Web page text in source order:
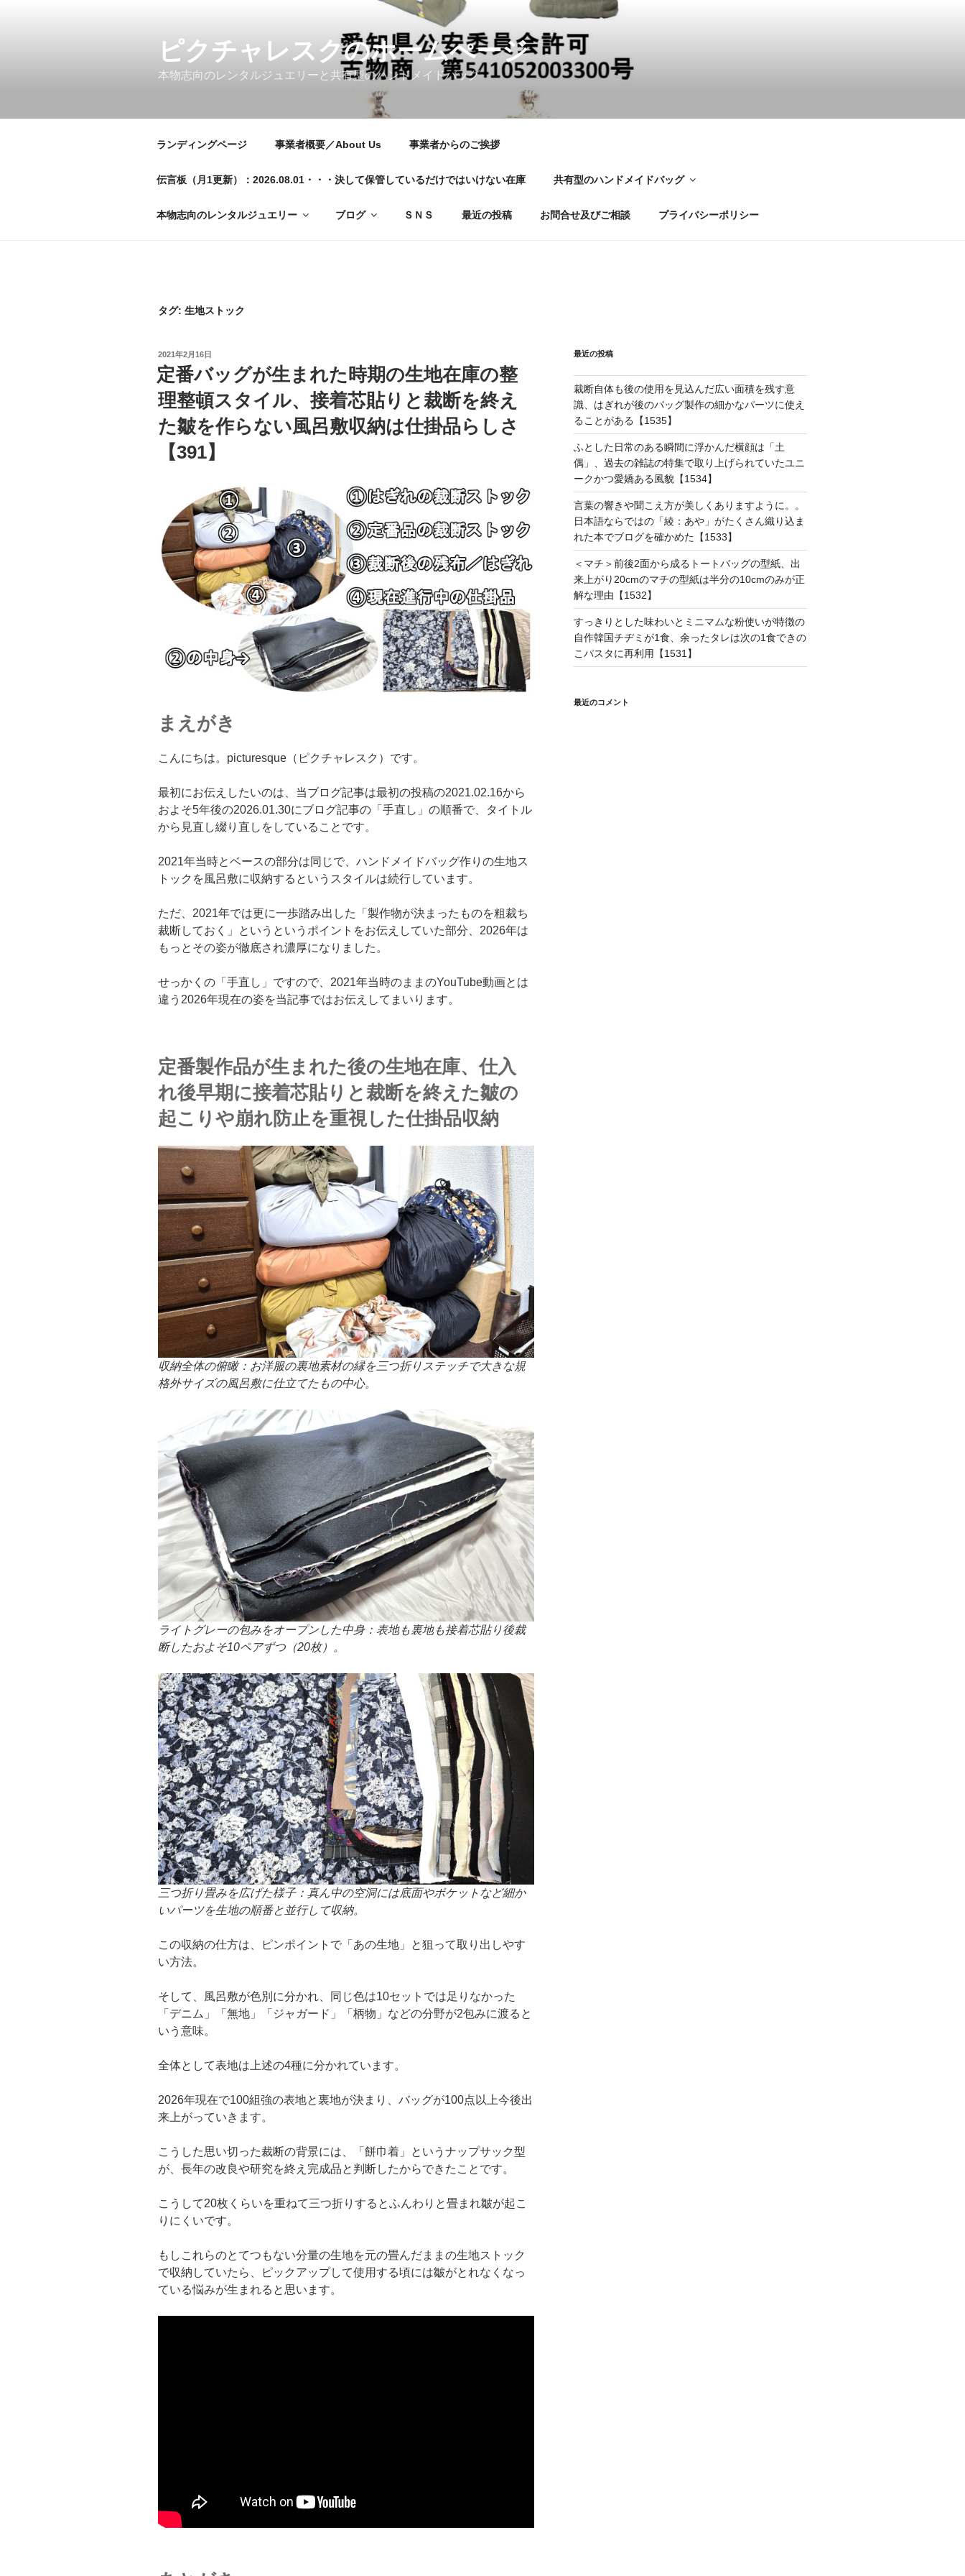
ピクチャレスクのホームぺージ
本物志向のレンタルジュエリーと共有型のハンドメイドバッグ
ランディングページ 事業者概要／About Us 事業者からのご挨拶
伝言板（月1更新）：2026.08.01・・・決して保管しているだけではいけない在庫 共有型のハンドメイドバッグ
本物志向のレンタルジュエリー ブログ ＳＮＳ 最近の投稿 お問合せ及びご相談 プライバシーポリシー
タグ: 生地ストック
投
稿
日:
2021年2月16日
定番バッグが生まれた時期の生地在庫の整
理整頓スタイル、接着芯貼りと裁断を終え
た皺を作らない風呂敷収納は仕掛品らしさ
【391】
まえがき
こんにちは。picturesque（ピクチャレスク）です。
最初にお伝えしたいのは、当ブログ記事は最初の投稿の2021.02.16から
およそ5年後の2026.01.30にブログ記事の「手直し」の順番で、タイトル
から見直し綴り直しをしていることです。
2021年当時とベースの部分は同じで、ハンドメイドバッグ作りの生地ス
トックを風呂敷に収納するというスタイルは続行しています。
ただ、2021年では更に一歩踏み出した「製作物が決まったものを粗裁ち
裁断しておく」というというポイントをお伝えしていた部分、2026年は
もっとその姿が徹底され濃厚になりました。
せっかくの「手直し」ですので、2021年当時のままのYouTube動画とは
違う2026年現在の姿を当記事ではお伝えしてまいります。
定番製作品が生まれた後の生地在庫、仕入
れ後早期に接着芯貼りと裁断を終えた皺の
起こりや崩れ防止を重視した仕掛品収納
収納全体の俯瞰：お洋服の裏地素材の縁を三つ折りステッチで大きな規
格外サイズの風呂敷に仕立てたもの中心。
ライトグレーの包みをオープンした中身：表地も裏地も接着芯貼り後裁
断したおよそ10ペアずつ（20枚）。
三つ折り畳みを広げた様子：真ん中の空洞には底面やポケットなど細か
いパーツを生地の順番と並行して収納。
この収納の仕方は、ピンポイントで「あの生地」と狙って取り出しやす
い方法。
そして、風呂敷が色別に分かれ、同じ色は10セットでは足りなかった
「デニム」「無地」「ジャガード」「柄物」などの分野が2包みに渡ると
いう意味。
全体として表地は上述の4種に分かれています。
2026年現在で100組強の表地と裏地が決まり、バッグが100点以上今後出
来上がっていきます。
こうした思い切った裁断の背景には、「餅巾着」というナップサック型
が、長年の改良や研究を終え完成品と判断したからできたことです。
こうして20枚くらいを重ねて三つ折りするとふんわりと畳まれ皺が起こ
りにくいです。
もしこれらのとてつもない分量の生地を元の畳んだままの生地ストック
で収納していたら、ピックアップして使用する頃には皺がとれなくなっ
ている悩みが生まれると思います。
最近の投稿
裁断自体も後の使用を見込んだ広い面積を残す意
識、はぎれが後のバッグ製作の細かなパーツに使え
ることがある【1535】
ふとした日常のある瞬間に浮かんだ横顔は「土
偶」、過去の雑誌の特集で取り上げられていたユニ
ークかつ愛嬌ある風貌【1534】
言葉の響きや聞こえ方が美しくありますように。。
日本語ならではの「綾：あや」がたくさん織り込ま
れた本でブログを確かめた【1533】
＜マチ＞前後2面から成るトートバッグの型紙、出
来上がり20cmのマチの型紙は半分の10cmのみが正
解な理由【1532】
すっきりとした味わいとミニマムな粉使いが特徴の
自作韓国チヂミが1食、余ったタレは次の1食できの
こパスタに再利用【1531】
最近のコメント